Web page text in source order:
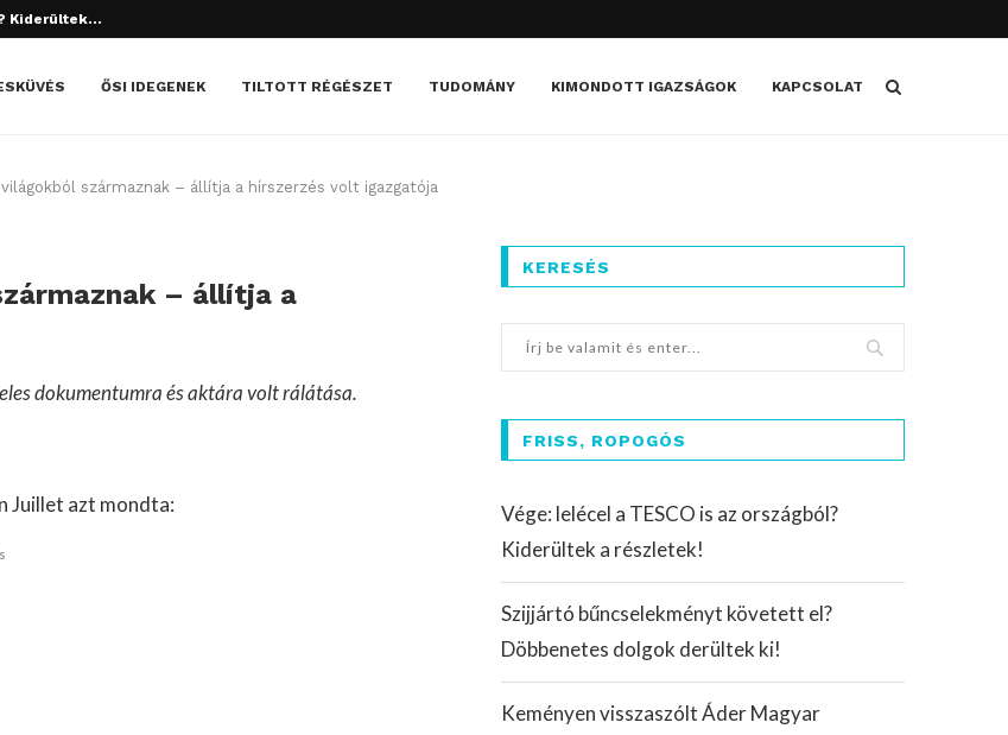
ŐSI IDEGENEK TILTOTT RÉGÉSZET TUDOMÁNY KIMONDOTT IGAZSÁGOK KAPCSOLAT
származnak – állítja a hírszerzés volt igazgatója
– állítja a
dokumentumra és aktára volt rálátása.
Juillet azt mondta:
KERESÉS
FRISS, ROPOGÓS
Vége: lelécel a TESCO is az országból?
Kiderültek a részletek!
Szijjártó bűncselekményt követett el?
Döbbenetes dolgok derültek ki!
Keményen visszaszólt Áder Magyar